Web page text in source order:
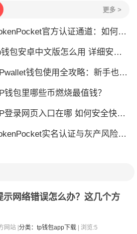
更多 >
官方认证通道：如何找到真正的官方渠道
包安卓中文版怎么用 详细安装教程
钱包使用全攻略：新手也能快速上手掌握
钱包里哪些币燃烧最值钱？
登录网页入口在哪 如何安全快速登陆平台
实名认证与灰产风险全解析
网络错误怎么办？这几个方
站 | 分类：tp钱包app下载 | 浏览:5